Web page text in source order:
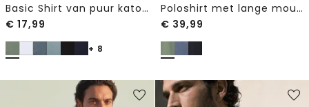
Basic Shirt van puur katoen
€ 17,99
+ 8
Poloshirt met lange mouwen en zakdetail
€ 39,99